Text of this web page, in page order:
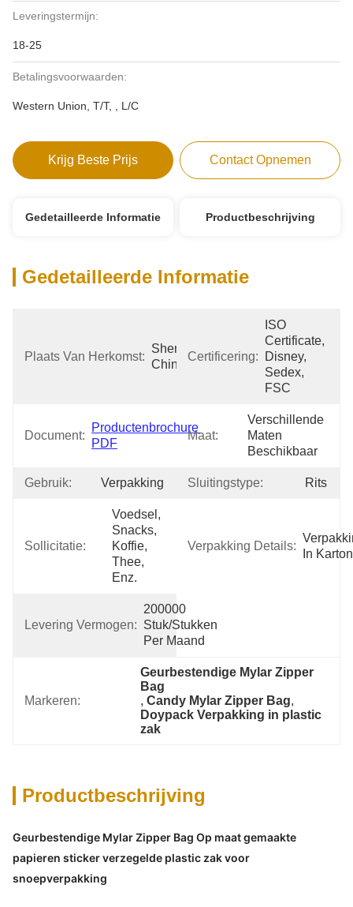
Leveringstermijn:
18-25
Betalingsvoorwaarden:
Western Union, T/T, , L/C
Krijg Beste Prijs Contact Opnemen
Gedetailleerde Informatie Productbeschrijving
Gedetailleerde Informatie
Plaats Van Herkomst:
Shenzhen
China
Certificering:
ISO
Certificate,
Disney,
Sedex,
FSC
Document:
Productenbrochure
PDF
Maat:
Verschillende
Maten
Beschikbaar
Gebruik: Verpakking Sluitingstype: Rits
Sollicitatie:
Voedsel,
Snacks,
Koffie,
Thee,
Enz.
Verpakking Details:
In Karton
Levering Vermogen:
200000
Stuk/Stukken
Per Maand
Markeren:
Geurbestendige Mylar Zipper
Bag
, Candy Mylar Zipper Bag,
Doypack Verpakking in plastic
zak
Productbeschrijving
Geurbestendige Mylar Zipper Bag Op maat gemaakte
papieren sticker verzegelde plastic zak voor
snoepverpakking